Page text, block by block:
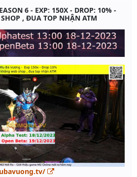
6 - EXP: 150X - DROP: 10% -
, ĐUA TOP NHẬN ATM